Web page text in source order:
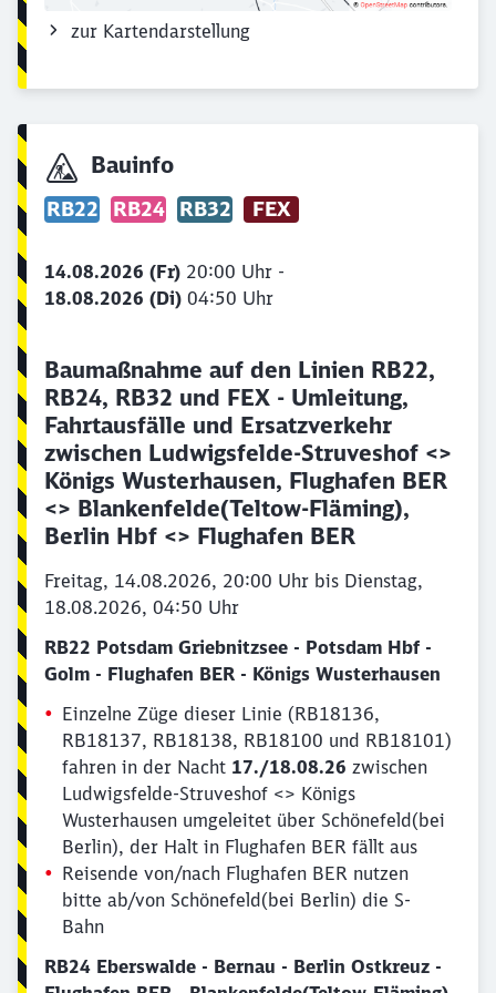
zur Kartendarstellung
Bauinfo
RB22 RB24 RB32 FEX
14.08.2026 (Fr) 20:00 Uhr -
18.08.2026 (Di) 04:50 Uhr
Baumaßnahme auf den Linien RB22,
RB24, RB32 und FEX - Umleitung,
Fahrtausfälle und Ersatzverkehr
zwischen Ludwigsfelde-Struveshof <>
Königs Wusterhausen, Flughafen BER
<> Blankenfelde(Teltow-Fläming),
Berlin Hbf <> Flughafen BER
Freitag, 14.08.2026, 20:00 Uhr bis Dienstag,
18.08.2026, 04:50 Uhr
RB22 Potsdam Griebnitzsee - Potsdam Hbf -
Golm - Flughafen BER - Königs Wusterhausen
Einzelne Züge dieser Linie (RB18136,
RB18137, RB18138, RB18100 und RB18101)
fahren in der Nacht 17./18.08.26 zwischen
Ludwigsfelde-Struveshof <> Königs
Wusterhausen umgeleitet über Schönefeld(bei
Berlin), der Halt in Flughafen BER fällt aus
Reisende von/nach Flughafen BER nutzen
bitte ab/von Schönefeld(bei Berlin) die S-
Bahn
RB24 Eberswalde - Bernau - Berlin Ostkreuz -